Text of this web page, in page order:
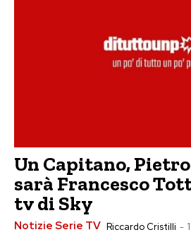
Un Capitano,
sarà Francesco
tv di Sky
Notizie Serie TV Riccardo Cristilli -